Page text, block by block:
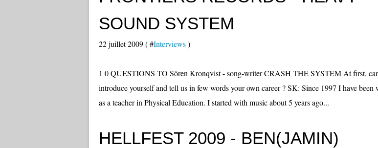
SOUND SYSTEM
22 juillet 2009 ( #Interviews)
1 0 QUESTIONS TO Sören Kronqvist - song-writer CRASH THE SYSTEM At first,
introduce yourself and tell us in few words your own career ? SK: Since 1997 I have been
as a teacher in Physical Education. I started with music about 5 years ago...
HELLFEST 2009 - BEN(JAMIN)